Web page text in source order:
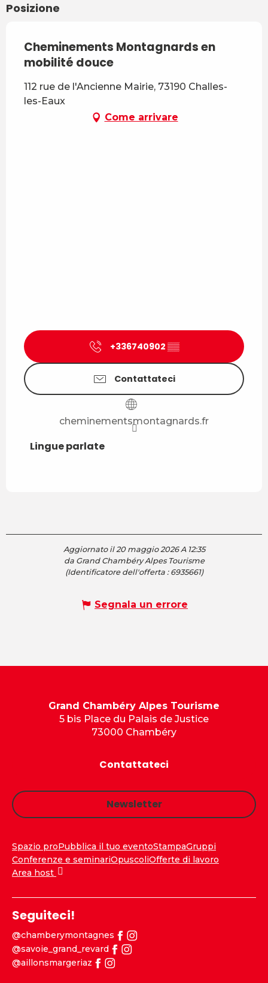
Posizione
Cheminements Montagnards en
mobilité douce
112 rue de l'Ancienne Mairie, 73190 Challes-
les-Eaux
Come arrivare
+336740902 ▒▒
Contattateci
cheminementsmontagnards.fr
Lingue parlate
Lingue parlate
Aggiornato il 20 maggio 2026 A 12:35
da Grand Chambéry Alpes Tourisme
(Identificatore dell'offerta : 6935661)
Segnala un errore
Grand Chambéry Alpes Tourisme
5 bis Place du Palais de Justice
73000 Chambéry
Contattateci
Newsletter
Spazio proPubblica il tuo eventoStampaGruppi
Conferenze e seminariOpuscoliOfferte di lavoro
Area host
Seguiteci!
@chamberymontagnes
@savoie_grand_revard
@aillonsmargeriaz